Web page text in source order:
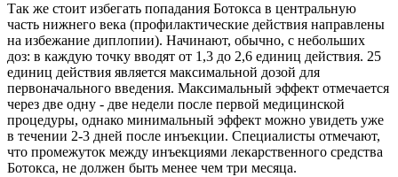
Так же стоит избегать попадания Ботокса в центральную
часть нижнего века (профилактические действия направлены
на избежание диплопии). Начинают, обычно, с небольших
доз: в каждую точку вводят от 1,3 до 2,6 единиц действия. 25
единиц действия является максимальной дозой для
первоначального введения. Максимальный эффект отмечается
через две одну - две недели после первой медицинской
процедуры, однако минимальный эффект можно увидеть уже
в течении 2-3 дней после инъекции. Специалисты отмечают,
что промежуток между инъекциями лекарственного средства
Ботокса, не должен быть менее чем три месяца.